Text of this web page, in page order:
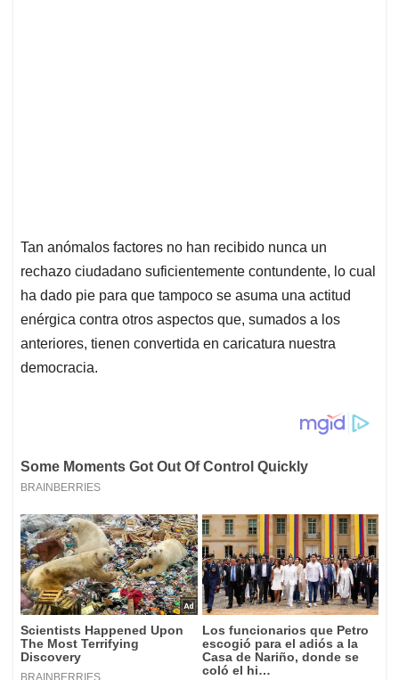
Tan anómalos factores no han recibido nunca un
rechazo ciudadano suficientemente contundente, lo cual
ha dado pie para que tampoco se asuma una actitud
enérgica contra otros aspectos que, sumados a los
anteriores, tienen convertida en caricatura nuestra
democracia.